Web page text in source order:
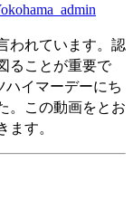
われています。認
ることが重要で
ハイマーデーにち
。この動画をとお
す。